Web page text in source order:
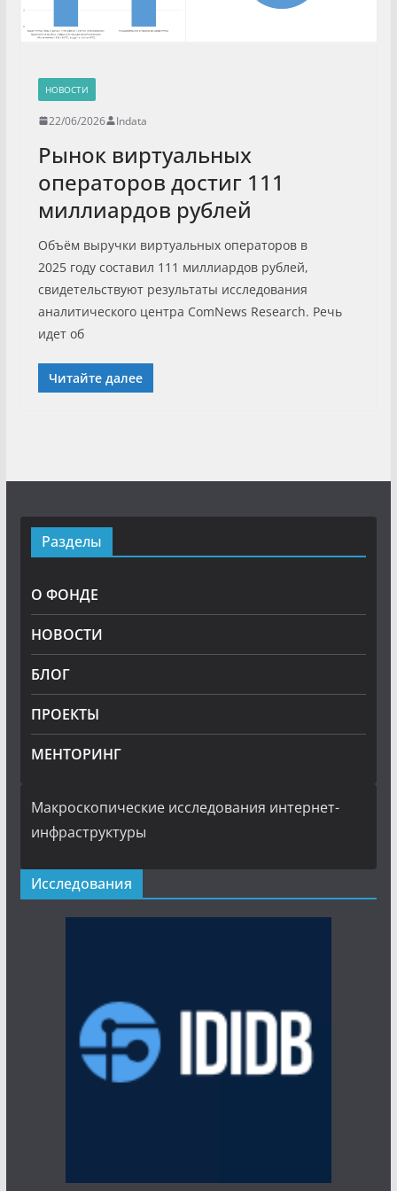
НОВОСТИ
22/06/2026 Indata
Рынок виртуальных
операторов достиг 111
миллиардов рублей
Объём выручки виртуальных операторов в
2025 году составил 111 миллиардов рублей,
свидетельствуют результаты исследования
аналитического центра ComNews Research. Речь
идет об
Читайте далее
Разделы
О ФОНДЕ
НОВОСТИ
БЛОГ
ПРОЕКТЫ
МЕНТОРИНГ
Макроскопические исследования интернет-
инфраструктуры
Исследования